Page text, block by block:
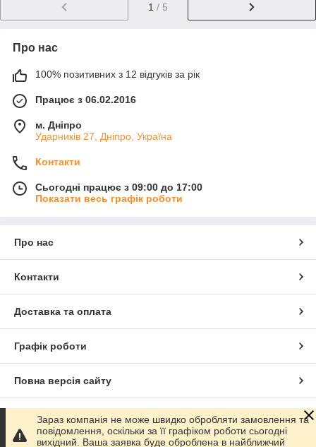
1 / 5
Про нас
100% позитивних з 12 відгуків за рік
Працює з 06.02.2016
м. Дніпро
Ударників 27, Дніпро, Україна
Контакти
Сьогодні працює з 09:00 до 17:00
Показати весь графік роботи
Про нас
Контакти
Доставка та оплата
Графік роботи
Повна версія сайту
Сайт створено на маркетплейсі Prom.ua
Зараз компанія не може швидко обробляти замовлення та
повідомлення, оскільки за її графіком роботи сьогодні
вихідний. Ваша заявка буде оброблена в найближчий